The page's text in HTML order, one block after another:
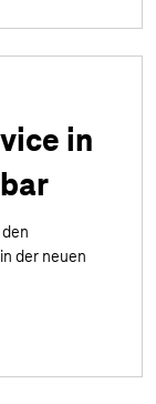
in
der neuen